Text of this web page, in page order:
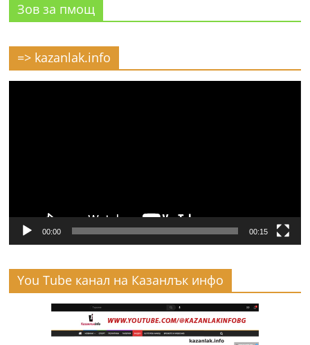
Зов за пмощ
=> kazanlak.info
00:00 00:15
You Tube канал на Казанлък инфо